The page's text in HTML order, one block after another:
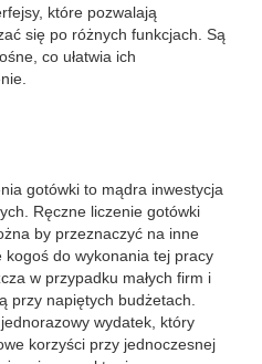
które pozwalają
się po różnych funkcjach. Są
co ułatwia ich
gotówki to mądra inwestycja
Ręczne liczenie gotówki
by przeznaczyć na inne
do wykonania tej pracy
w przypadku małych firm i
przy napiętych budżetach.
wydatek, który
korzyści przy jednoczesnej